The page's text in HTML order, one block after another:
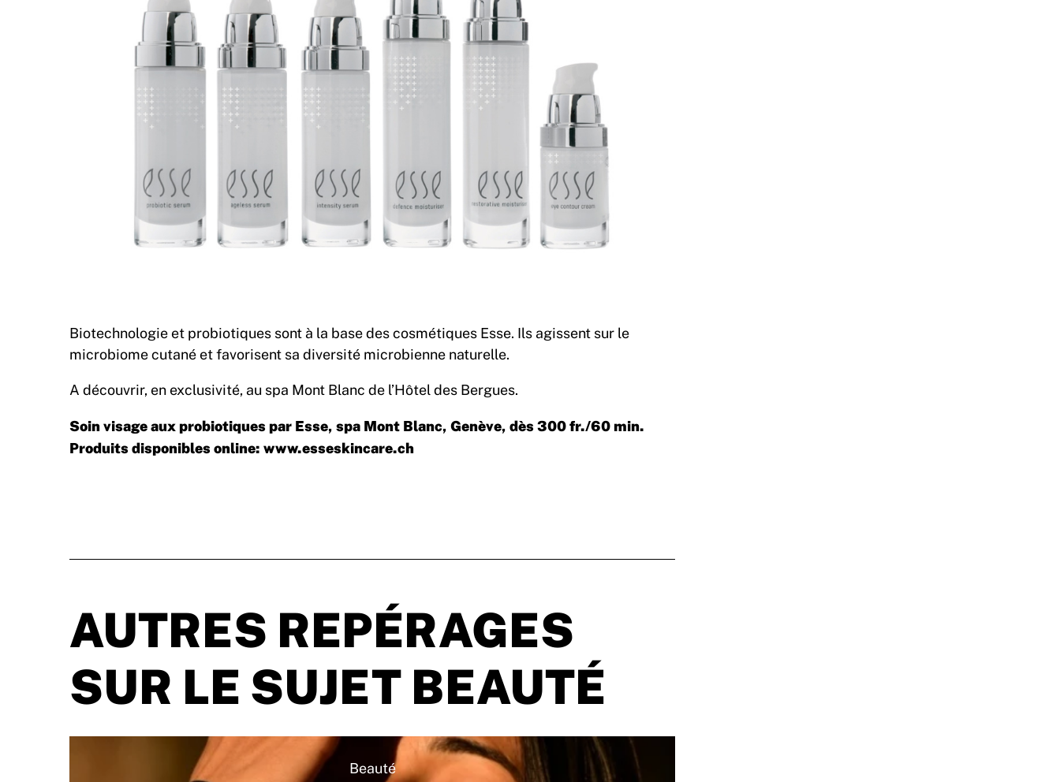
Biotechnologie et probiotiques sont à la base des cosmétiques Esse. Ils agissent sur le
microbiome cutané et favorisent sa diversité microbienne naturelle.
A découvrir, en exclusivité, au spa Mont Blanc de l’Hôtel des Bergues.
Soin visage aux probiotiques par Esse, spa Mont Blanc, Genève, dès 300 fr./60 min.
Produits disponibles online: www.esseskincare.ch
AUTRES REPÉRAGES
SUR LE SUJET BEAUTÉ
Beauté